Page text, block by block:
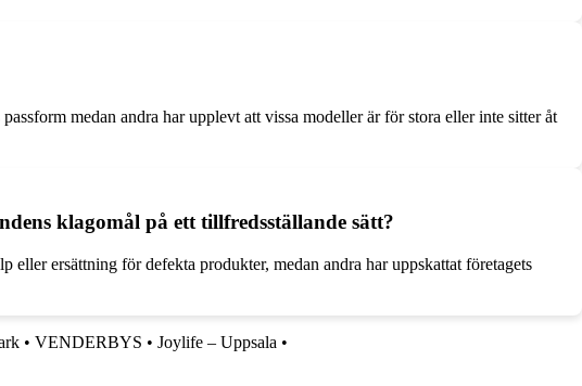
medan andra har upplevt att vissa modeller är för stora eller inte sitter åt
klagomål på ett tillfredsställande sätt?
ersättning för defekta produkter, medan andra har uppskattat företagets
• VENDERBYS • Joylife – Uppsala •